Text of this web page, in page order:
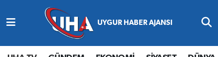
Abone Ol
Nöbetçi Eczaneler